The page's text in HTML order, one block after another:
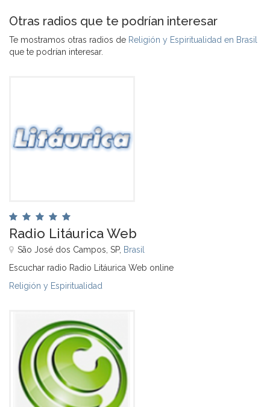
Otras radios que te podrían interesar
Te mostramos otras radios de Religión y Espiritualidad en Brasil
que te podrían interesar.
Radio Litáurica Web
São José dos Campos, SP, Brasil
Escuchar radio Radio Litáurica Web online
Religión y Espiritualidad